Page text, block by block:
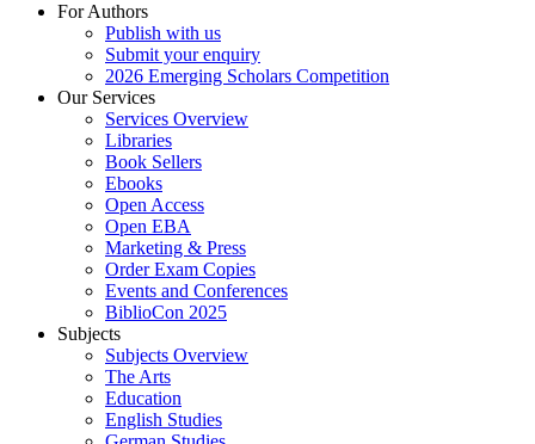
For Authors
Publish with us
Submit your enquiry
2026 Emerging Scholars Competition
Our Services
Services Overview
Libraries
Book Sellers
Ebooks
Open Access
Open EBA
Marketing & Press
Order Exam Copies
Events and Conferences
BiblioCon 2025
Subjects
Subjects Overview
The Arts
Education
English Studies